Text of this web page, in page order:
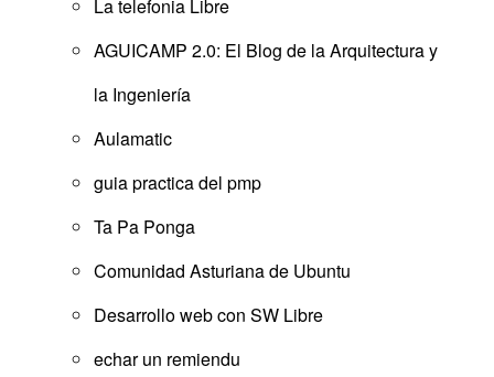
La telefonia Libre
AGUICAMP 2.0: El Blog de la Arquitectura y
la Ingeniería
Aulamatic
guia practica del pmp
Ta Pa Ponga
Comunidad Asturiana de Ubuntu
Desarrollo web con SW Libre
echar un remiendu